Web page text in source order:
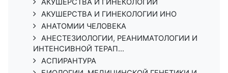
АКУШЕРСТВА И ГИНЕКОЛОГИИ
АКУШЕРСТВА И ГИНЕКОЛОГИИ ИНО
АНАТОМИИ ЧЕЛОВЕКА
АНЕСТЕЗИОЛОГИИ, РЕАНИМАТОЛОГИИ И
ИНТЕНСИВНОЙ ТЕРАП...
АСПИРАНТУРА